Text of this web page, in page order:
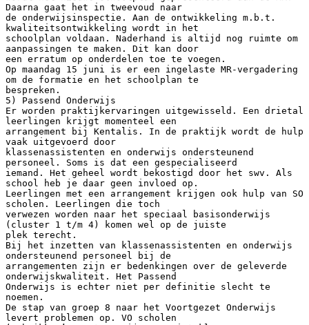
Daarna gaat het in tweevoud naar
de onderwijsinspectie. Aan de ontwikkeling m.b.t.
kwaliteitsontwikkeling wordt in het
schoolplan voldaan. Naderhand is altijd nog ruimte om
aanpassingen te maken. Dit kan door
een erratum op onderdelen toe te voegen.
Op maandag 15 juni is er een ingelaste MR-vergadering
om de formatie en het schoolplan te
bespreken.
5) Passend Onderwijs
Er worden praktijkervaringen uitgewisseld. Een drietal
leerlingen krijgt momenteel een
arrangement bij Kentalis. In de praktijk wordt de hulp
vaak uitgevoerd door
klassenassistenten en onderwijs ondersteunend
personeel. Soms is dat een gespecialiseerd
iemand. Het geheel wordt bekostigd door het swv. Als
school heb je daar geen invloed op.
Leerlingen met een arrangement krijgen ook hulp van SO
scholen. Leerlingen die toch
verwezen worden naar het speciaal basisonderwijs
(cluster 1 t/m 4) komen wel op de juiste
plek terecht.
Bij het inzetten van klassenassistenten en onderwijs
ondersteunend personeel bij de
arrangementen zijn er bedenkingen over de geleverde
onderwijskwaliteit. Het Passend
Onderwijs is echter niet per definitie slecht te
noemen.
De stap van groep 8 naar het Voortgezet Onderwijs
levert problemen op. VO scholen